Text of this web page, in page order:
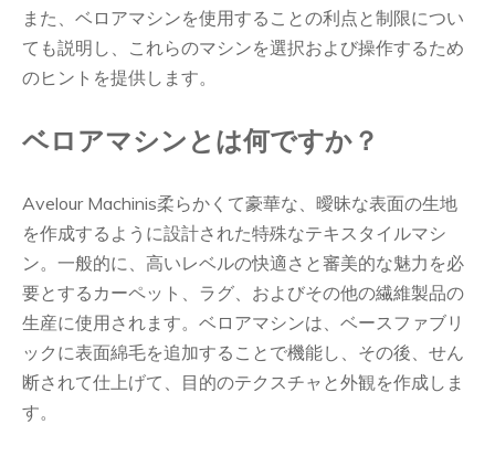
また、ベロアマシンを使用することの利点と制限につい
ても説明し、これらのマシンを選択および操作するため
のヒントを提供します。
ベロアマシンとは何ですか？
Avelour Machinis柔らかくて豪華な、曖昧な表面の生地
を作成するように設計された特殊なテキスタイルマシ
ン。一般的に、高いレベルの快適さと審美的な魅力を必
要とするカーペット、ラグ、およびその他の繊維製品の
生産に使用されます。ベロアマシンは、ベースファブリ
ックに表面綿毛を追加することで機能し、その後、せん
断されて仕上げて、目的のテクスチャと外観を作成しま
す。